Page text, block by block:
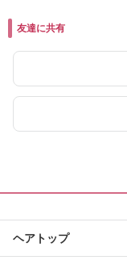
友達に共有
ヘアトップ